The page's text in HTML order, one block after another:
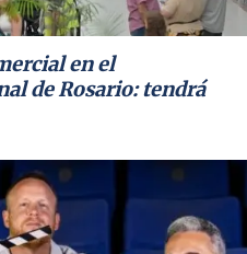
en el
de Rosario: tendrá